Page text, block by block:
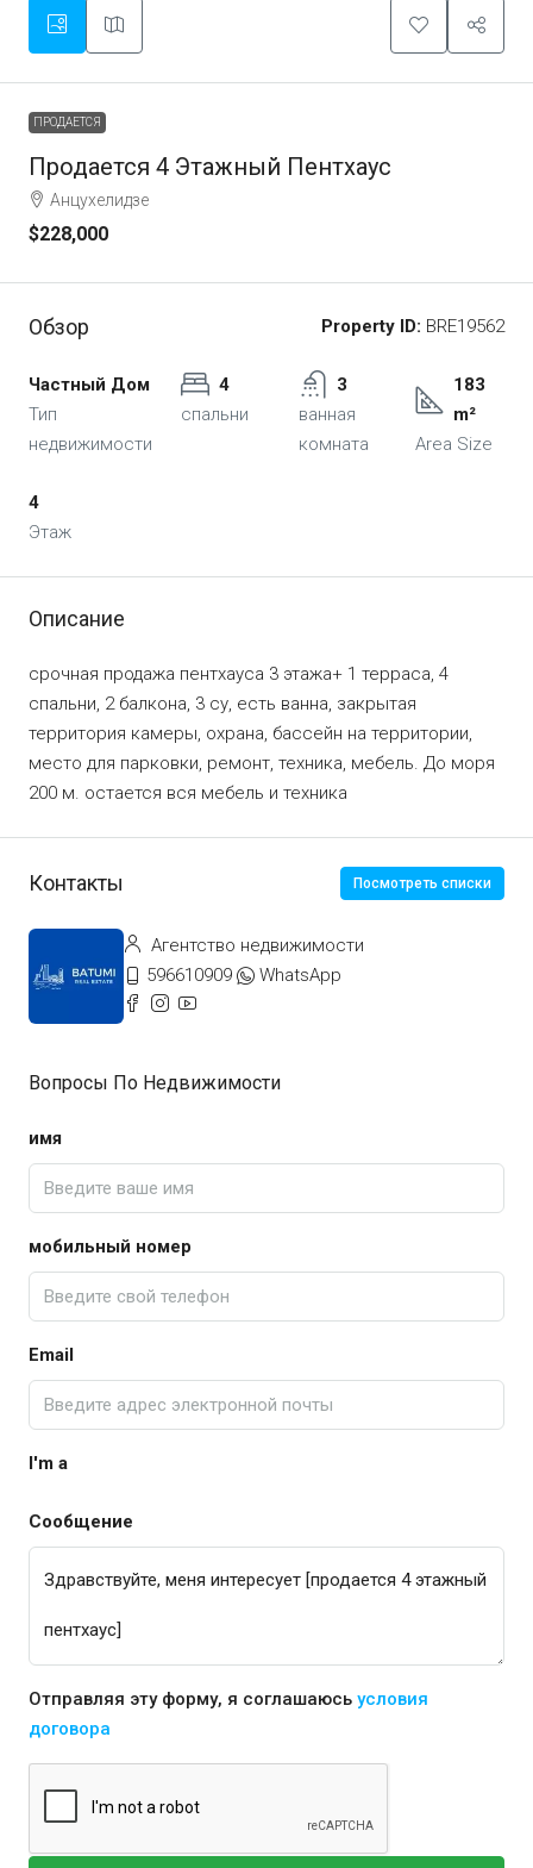
ПРОДАЕТСЯ
Продается 4 Этажный Пентхаус
Анцухелидзе
$228,000
Обзор Property ID: BRE19562
Частный Дом
Тип
недвижимости
4
спальни
3
ванная
комната
183
m²
Area Size
4
Этаж
Описание
срочная продажа пентхауса 3 этажа+ 1 терраса, 4
спальни, 2 балкона, 3 су, есть ванна, закрытая
территория камеры, охрана, бассейн на территории,
место для парковки, ремонт, техника, мебель. До моря
200 м. остается вся мебель и техника
Контакты Посмотреть списки
Агентство недвижимости
596610909
WhatsApp
Вопросы По Недвижимости
имя
мобильный номер
Email
I'm a
Сообщение
Отправляя эту форму, я соглашаюсь условия
договора